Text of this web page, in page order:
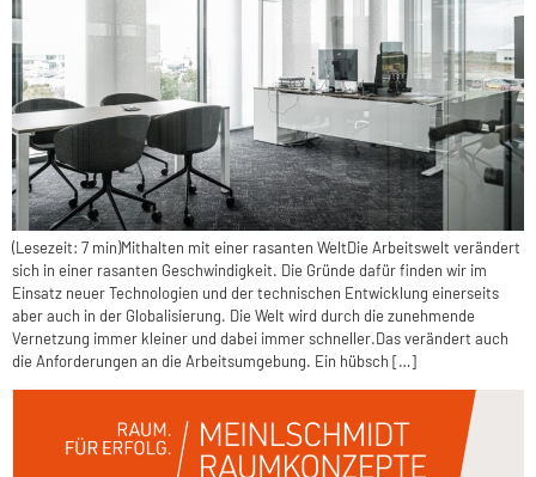
(Lesezeit: 7 min)Mithalten mit einer rasanten WeltDie Arbeitswelt verändert
sich in einer rasanten Geschwindigkeit. Die Gründe dafür finden wir im
Einsatz neuer Technologien und der technischen Entwicklung einerseits
aber auch in der Globalisierung. Die Welt wird durch die zunehmende
Vernetzung immer kleiner und dabei immer schneller.Das verändert auch
die Anforderungen an die Arbeitsumgebung. Ein hübsch […]